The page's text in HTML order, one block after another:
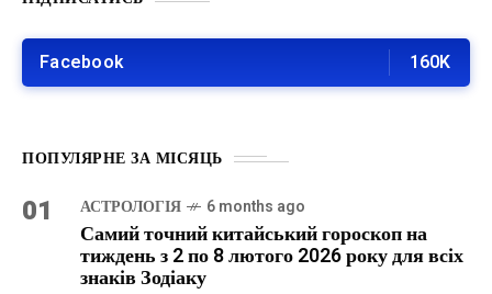
Facebook 160K
ПОПУЛЯРНЕ ЗА МІСЯЦЬ
01 АСТРОЛОГІЯ 6 months ago
Самий точний китайський гороскоп на
тиждень з 2 по 8 лютого 2026 року для всіх
знаків Зодіаку